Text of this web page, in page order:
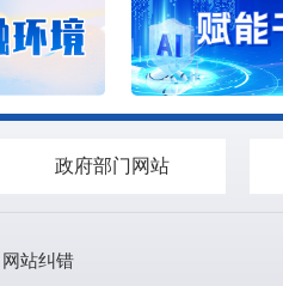
政府部门网站
网站纠错